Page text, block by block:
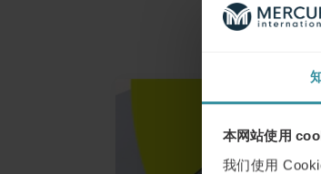
本网站使用
我们使用